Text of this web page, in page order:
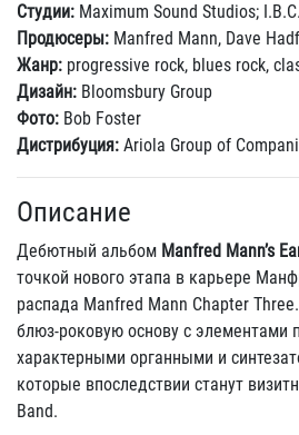
Студии: Maximum Sound Studios;
Продюсеры: Manfred Mann, Dave
Жанр: progressive rock, blues rock,
Дизайн: Bloomsbury Group
Фото: Bob Foster
Дистрибуция: Ariola Group of
Описание
Дебютный альбом Manfred Mann’s
точкой нового этапа в карьере
распада Manfred Mann Chapter
блюз-роковую основу с элементами
характерными органными и
которые впоследствии станут
Band.